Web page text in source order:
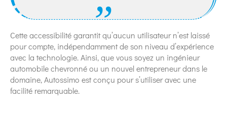
Cette accessibilité garantit qu’aucun utilisateur n’est laissé
pour compte, indépendamment de son niveau d’expérience
avec la technologie. Ainsi, que vous soyez un ingénieur
automobile chevronné ou un nouvel entrepreneur dans le
domaine, Autossimo est conçu pour s’utiliser avec une
facilité remarquable.